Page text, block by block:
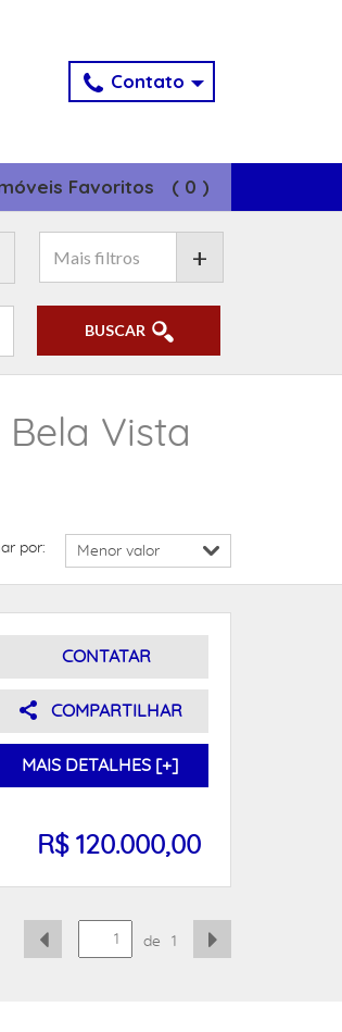
Contato
Favoritos ( 0 )
+
BUSCAR
Vista
por:
CONTATAR
COMPARTILHAR
MAIS DETALHES [+]
R$ 120.000,00
de 1